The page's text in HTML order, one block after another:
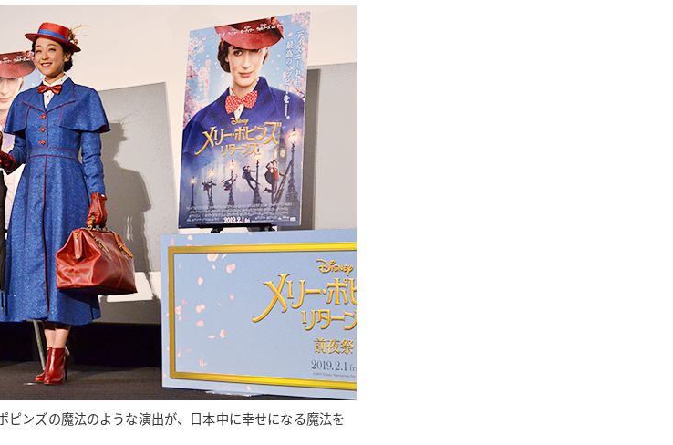
ンズの魔法のような演出が、日本中に幸せになる魔法を